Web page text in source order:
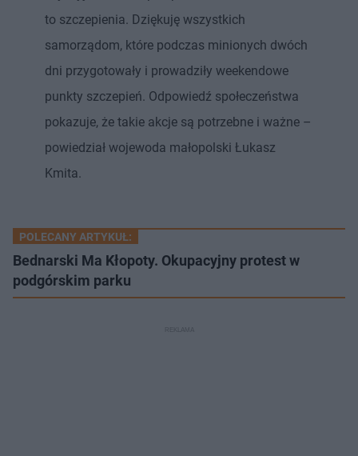
to szczepienia. Dziękuję wszystkich
samorządom, które podczas minionych dwóch
dni przygotowały i prowadziły weekendowe
punkty szczepień. Odpowiedź społeczeństwa
pokazuje, że takie akcje są potrzebne i ważne –
powiedział wojewoda małopolski Łukasz
Kmita.
POLECANY ARTYKUŁ:
Bednarski Ma Kłopoty. Okupacyjny protest w
podgórskim parku